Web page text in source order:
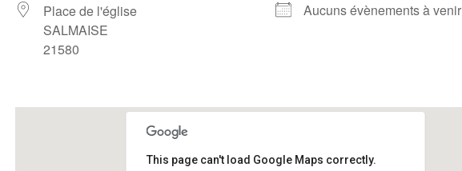
Place de l'église
SALMAISE
21580
Aucuns évènements à venir
This page can't load Google Maps correctly.